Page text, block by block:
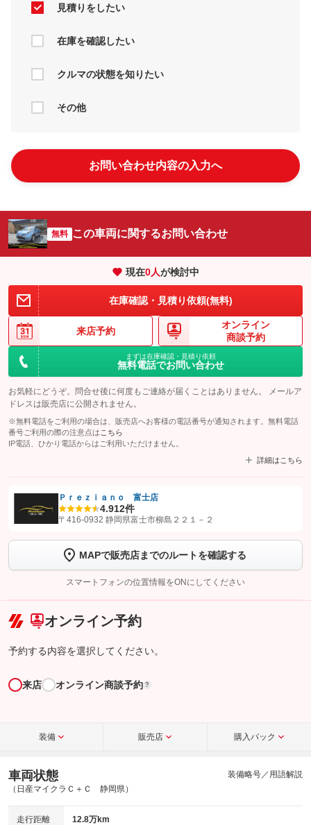
見積りをしたい
在庫を確認したい
クルマの状態を知りたい
その他
お問い合わせ内容の入力へ
無料 この車両に関するお問い合わせ
現在0人が検討中
在庫確認・見積り依頼(無料)
来店予約
オンライン
商談予約
まずは在庫確認・見積り依頼
無料電話でお問い合わせ
お気軽にどうぞ。問合せ後に何度もご連絡が届くことはありません。 メールア
ドレスは販売店に公開されません。
※無料電話をご利用の場合は、販売店へお客様の電話番号が通知されます。無料電話
番号ご利用の際の注意点は こちら
IP電話、ひかり電話からはご利用いただけません。
詳細はこちら
【STEP1】
認証画面でグーネットを友だち追加してから「許可する」ボタンを押
トーク画面で
ボタンをタップして問い合わせを
完了してください。
こちら
Ｐｒｅｚｉａｎｏ 富士店
4.912件
〒416-0932 静岡県富士市柳島２２１－２
MAPで販売店までのルートを確認する
スマートフォンの位置情報をONにしてください
オンライン予約
予約する内容を選択してください。
来店 オンライン商談予約 ?
装備 販売店 購入パック
車両状態
（日産マイクラＣ＋Ｃ 静岡県）
装備略号／用語解説
走行距離 12.8万km